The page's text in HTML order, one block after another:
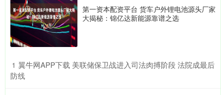
第一资本配资平台 货车户外锂电池源头厂家
大揭秘：锦亿达新能源靠谱之选
1 ​翼牛网APP下载 美联储保卫战进入司法肉搏阶段 法院成最后
防线